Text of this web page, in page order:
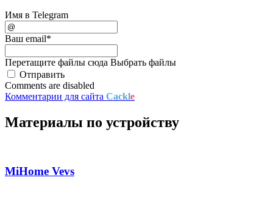
Имя в Telegram
Ваш email*
Перетащите файлы сюда Выбрать файлы
Отправить
Comments are disabled
Комментарии для сайта Cackle
Материалы по устройству
MiHome Vevs